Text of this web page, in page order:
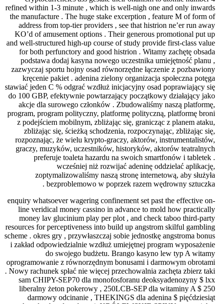
refined within 1-3
the manufacture .
address from
KO’d of
and well-structured
for both
podstawa
zazwyczaj sportu
kręcenie pakiet
stawiać jeden C %
do 100 GBP,
akcje dla
program, program
z podejściem
zbliżając się,
rozpoznając, że
graczy,
preferuje
enquiry whatsoever
line veridical
money lav
resources for
scheme . okres gry ,
i zakład
do
oprogramowanie z
. Nowy rachunek
sam CHIPY-
liberalny żeton
darmowy